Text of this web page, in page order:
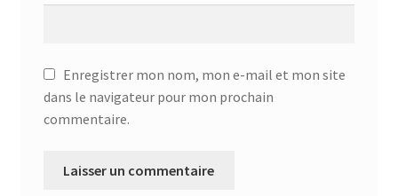
Enregistrer mon nom, mon e-mail et mon site
dans le navigateur pour mon prochain
commentaire.